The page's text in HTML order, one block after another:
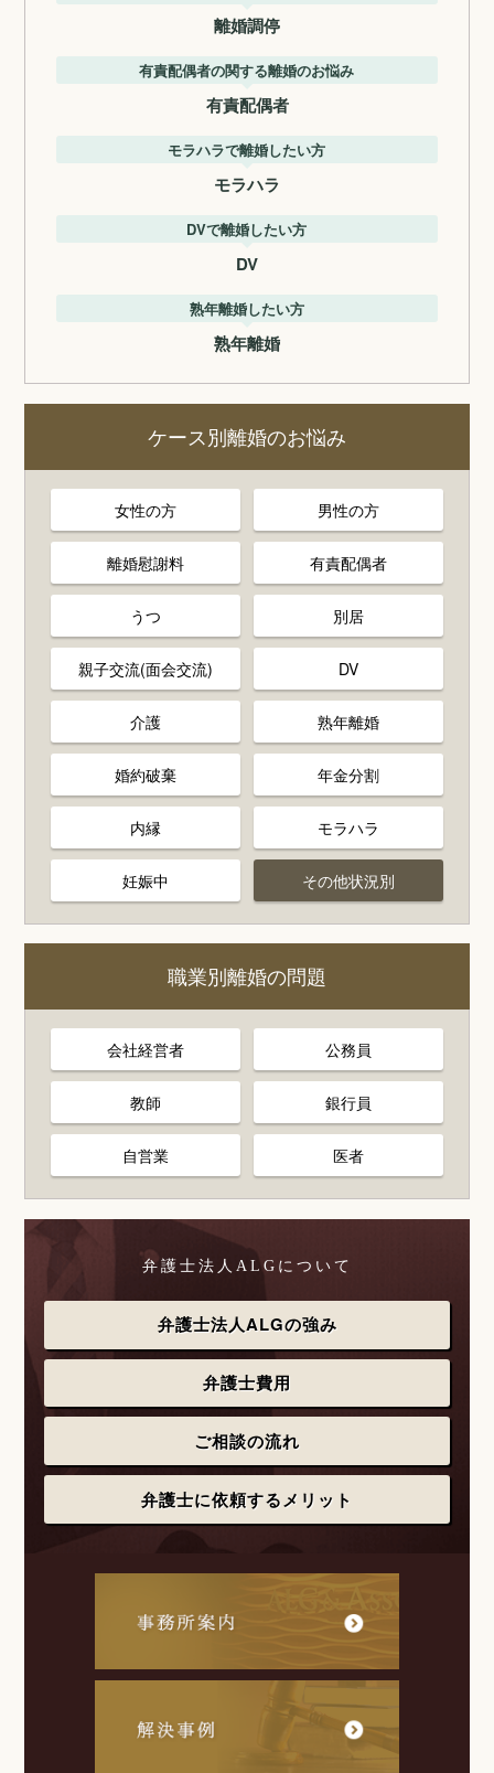
離婚調停
有責配偶者の関する離婚のお悩み
有責配偶者
モラハラで離婚したい方
モラハラ
DVで離婚したい方
DV
熟年離婚したい方
熟年離婚
ケース別離婚のお悩み
女性の方 男性の方
離婚慰謝料 有責配偶者
うつ 別居
親子交流(面会交流) DV
介護 熟年離婚
婚約破棄 年金分割
内縁 モラハラ
妊娠中 その他状況別
職業別離婚の問題
会社経営者 公務員
教師 銀行員
自営業 医者
弁護士法人ALGについて
弁護士法人ALGの強み
弁護士費用
ご相談の流れ
弁護士に依頼するメリット